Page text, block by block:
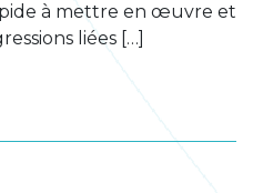
à mettre en œuvre et
liées […]